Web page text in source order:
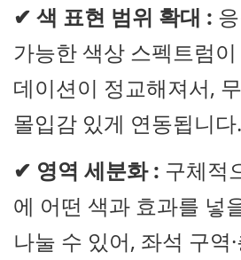
✔ 색 표현 범위 확대 :
가능한 색상 스펙트럼
데이션이 정교해져서,
몰입감 있게 연동됩니다.
✔ 영역 세분화 : 구체적
에 어떤 색과 효과를 넣
나눌 수 있어, 좌석 구역